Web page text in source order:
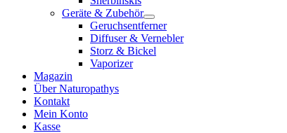
Geräte & Zubehör
Geruchsentferner
Diffuser & Vernebler
Storz & Bickel
Vaporizer
Magazin
Über Naturopathys
Kontakt
Mein Konto
Kasse